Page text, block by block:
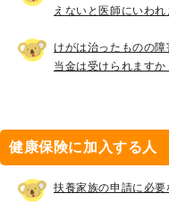
えないと医師にいわ
けがは治ったものの
当金は受けられますか
健康保険に加入する人
扶養家族の申請に必